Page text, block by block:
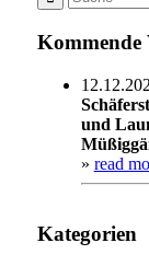
Kommende
und
» read
Kategorien